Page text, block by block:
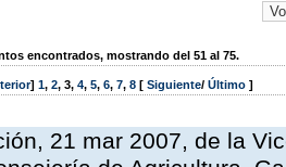
encontrados, mostrando del 51 al 75.
] 1, 2, 3, 4, 5, 6, 7, 8 [ Siguiente/ Último ]
21 mar 2007, de la